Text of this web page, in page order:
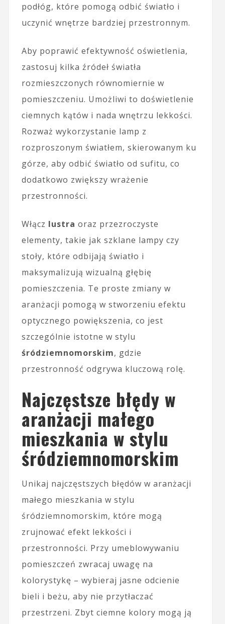
podłóg, które pomogą odbić światło i
uczynić wnętrze bardziej przestronnym.
Aby poprawić efektywność oświetlenia,
zastosuj kilka źródeł światła
rozmieszczonych równomiernie w
pomieszczeniu. Umożliwi to doświetlenie
ciemnych kątów i nada wnętrzu lekkości.
Rozważ wykorzystanie lamp z
rozproszonym światłem, skierowanym ku
górze, aby odbić światło od sufitu, co
dodatkowo zwiększy wrażenie
przestronności.
Włącz lustra oraz przezroczyste
elementy, takie jak szklane lampy czy
stoły, które odbijają światło i
maksymalizują wizualną głębię
pomieszczenia. Te proste zmiany w
aranżacji pomogą w stworzeniu efektu
optycznego powiększenia, co jest
szczególnie istotne w stylu
śródziemnomorskim, gdzie
przestronność odgrywa kluczową rolę.
Najczęstsze błędy w
aranżacji małego
mieszkania w stylu
śródziemnomorskim
Unikaj najczęstszych błędów w aranżacji
małego mieszkania w stylu
śródziemnomorskim, które mogą
zrujnować efekt lekkości i
przestronności. Przy umeblowywaniu
pomieszczeń zwracaj uwagę na
kolorystykę – wybieraj jasne odcienie
bieli i beżu, aby nie przytłaczać
przestrzeni. Zbyt ciemne kolory mogą ją